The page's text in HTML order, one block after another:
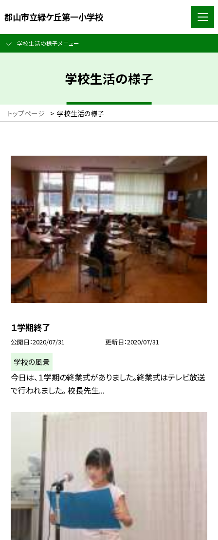
郡山市立緑ケ丘第一小学校
学校生活の様子メニュー
学校生活の様子
トップページ > 学校生活の様子
１学期終了
公開日 2020/07/31 更新日 2020/07/31
学校の風景
今日は、１学期の終業式がありました。終業式はテレビ放送
で行われました。 校長先生...